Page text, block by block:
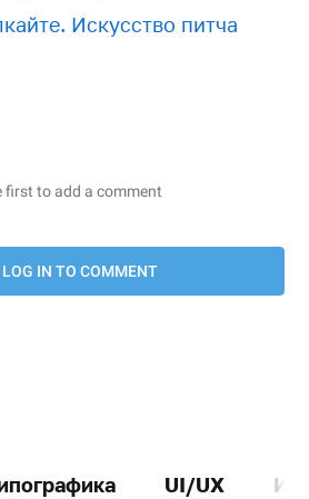
Искусство питча
UI/UX